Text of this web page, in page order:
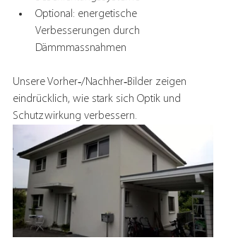
Optional: energetische
Verbesserungen durch
Dämmmassnahmen
Unsere Vorher‑/Nachher‑Bilder zeigen
eindrücklich, wie stark sich Optik und
Schutzwirkung verbessern.